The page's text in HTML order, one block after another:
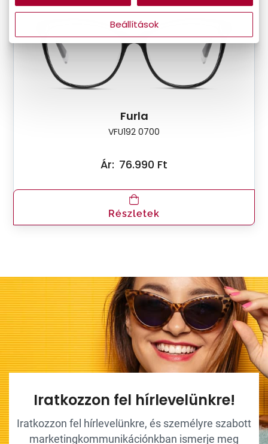
Furla
VFU192 0700
Ár: 76.990 Ft
Részletek
Iratkozzon fel hírlevelünkre!
Iratkozzon fel hírlevelünkre, és személyre szabott
marketingkommunikációnkban ismerje meg
Beállítások